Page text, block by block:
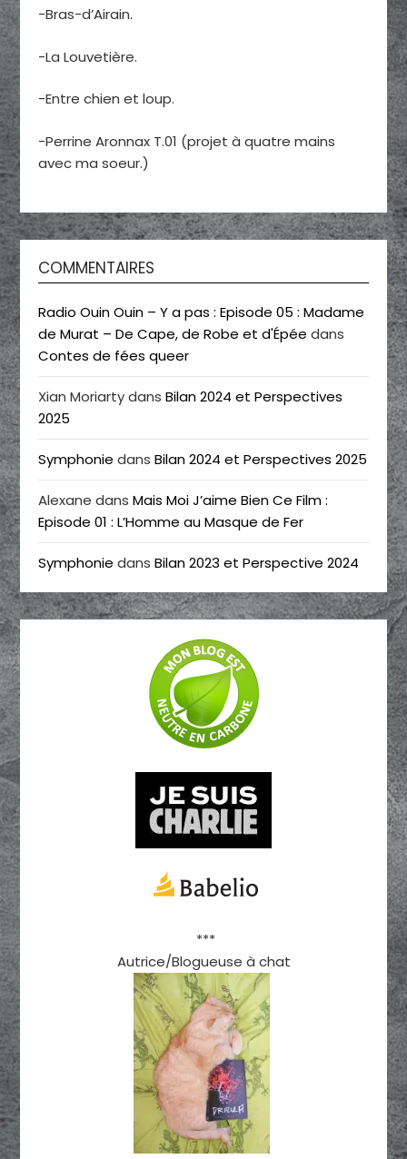
-Bras-d’Airain.
-La Louvetière.
-Entre chien et loup.
-Perrine Aronnax T.01 (projet à quatre mains
avec ma soeur.)
COMMENTAIRES
Radio Ouin Ouin – Y a pas : Episode 05 : Madame
de Murat – De Cape, de Robe et d'Épée dans
Contes de fées queer
Xian MoriartydansBilan 2024 et Perspectives
2025
Symphonie dansBilan 2024 et Perspectives 2025
Alexane dansMais Moi J’aime Bien Ce Film :
Episode 01 : L’Homme au Masque de Fer
Symphonie dansBilan 2023 et Perspective 2024
***
Autrice/Blogueuse à chat